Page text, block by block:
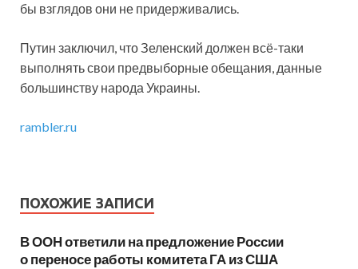
бы взглядов они не придерживались.
Путин заключил, что Зеленский должен всё-таки
выполнять свои предвыборные обещания, данные
большинству народа Украины.
rambler.ru
ПОХОЖИЕ ЗАПИСИ
В ООН ответили на предложение России
о переносе работы комитета ГА из США